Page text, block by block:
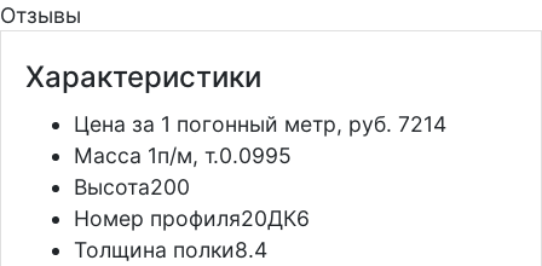
Отзывы
Характеристики
Цена за 1 погонный метр, руб. 7214
Масса 1п/м, т.0.0995
Высота200
Номер профиля20ДК6
Толщина полки8.4